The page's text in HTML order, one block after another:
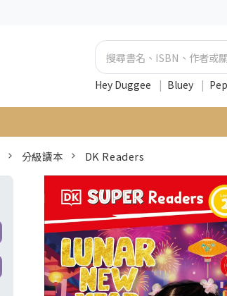
Hey Duggee | Bluey |
分級讀本 DK Readers